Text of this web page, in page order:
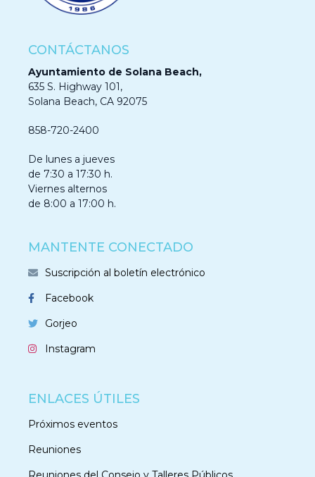
CONTÁCTANOS
Ayuntamiento de Solana Beach,
635 S. Highway 101,
Solana Beach, CA 92075
858-720-2400
De lunes a jueves
de 7:30 a 17:30 h.
Viernes alternos
de 8:00 a 17:00 h.
MANTENTE CONECTADO
Suscripción al boletín electrónico
Facebook
Gorjeo
Instagram
ENLACES ÚTILES
Próximos eventos
Reuniones